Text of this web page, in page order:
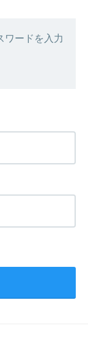
ワードを入力